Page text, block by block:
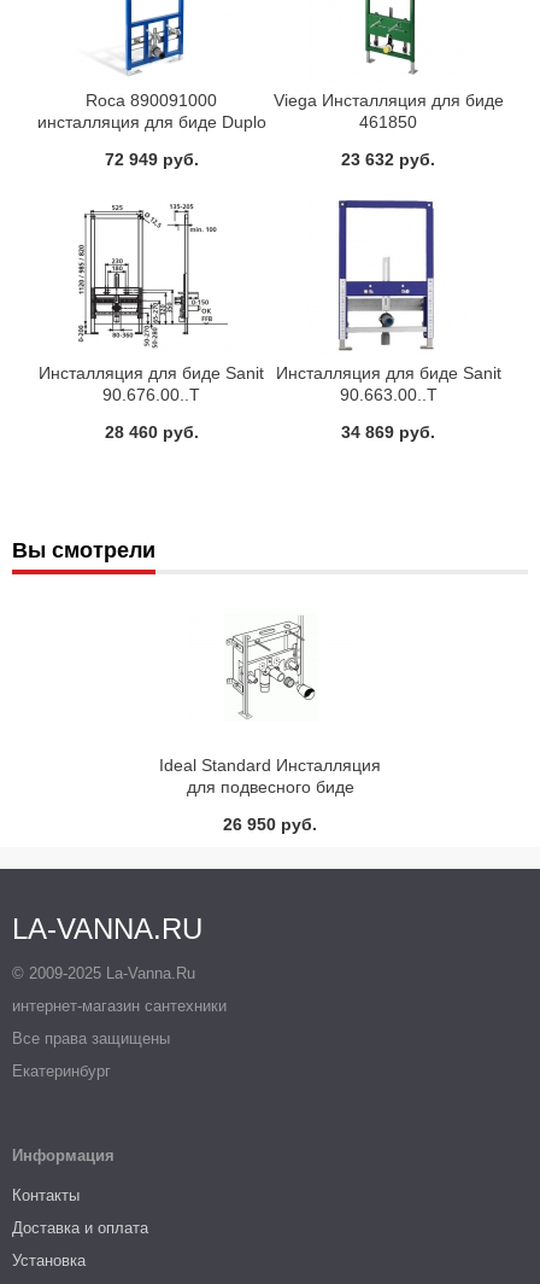
Roca 890091000
инсталляция для биде Duplo
72 949 руб.
Viega Инсталляция для биде
461850
23 632 руб.
Инсталляция для биде Sanit
90.676.00..T
28 460 руб.
Инсталляция для биде Sanit
90.663.00..T
34 869 руб.
Вы смотрели
Ideal Standard Инсталляция
для подвесного биде
26 950 руб.
LA-VANNA.RU
© 2009-2025 La-Vanna.Ru
интернет-магазин сантехники
Все права защищены
Екатеринбург
Информация
Контакты
Доставка и оплата
Установка